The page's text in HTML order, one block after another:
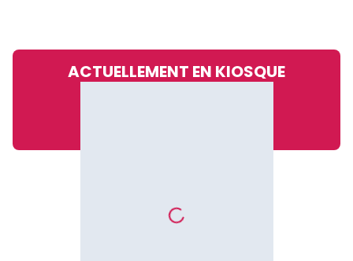
ACTUELLEMENT EN KIOSQUE